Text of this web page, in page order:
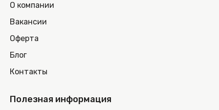
О компании
Вакансии
Оферта
Блог
Контакты
Полезная информация